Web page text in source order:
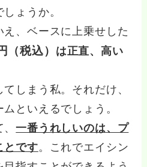
ょうか。
、ベースに上乗せした
（税込） は正直、高い
しまう私。それだけ、
といえるでしょう。
、一番うれしいのは、プ
とです。これでエイシン